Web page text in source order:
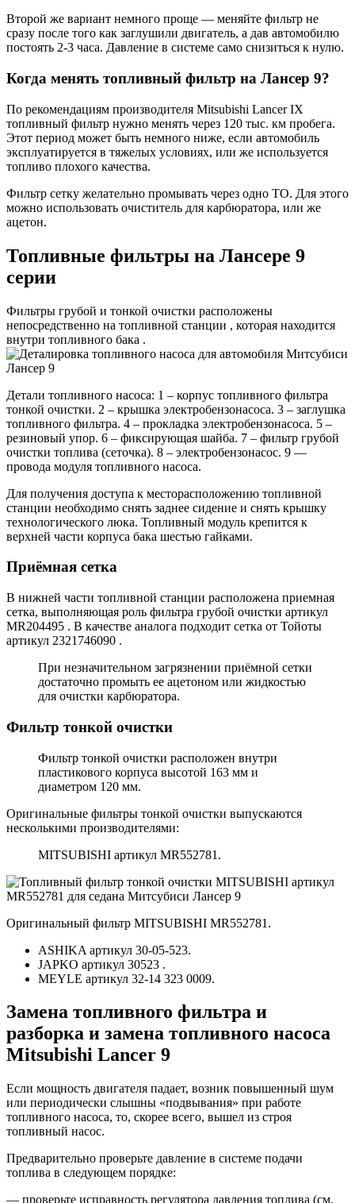
Второй же вариант немного проще — меняйте фильтр не
сразу после того как заглушили двигатель, а дав автомобилю
постоять 2-3 часа. Давление в системе само снизиться к нулю.
Когда менять топливный фильтр на Лансер 9?
По рекомендациям производителя Mitsubishi Lancer IX
топливный фильтр нужно менять через 120 тыс. км пробега.
Этот период может быть немного ниже, если автомобиль
эксплуатируется в тяжелых условиях, или же используется
топливо плохого качества.
Фильтр сетку желательно промывать через одно ТО. Для этого
можно использовать очиститель для карбюратора, или же
ацетон.
Топливные фильтры на Лансере 9
серии
Фильтры грубой и тонкой очистки расположены
непосредственно на топливной станции , которая находится
внутри топливного бака .
Детали топливного насоса: 1 – корпус топливного фильтра
тонкой очистки. 2 – крышка электробензонасоса. 3 – заглушка
топливного фильтра. 4 – прокладка электробензонасоса. 5 –
резиновый упор. 6 – фиксирующая шайба. 7 – фильтр грубой
очистки топлива (сеточка). 8 – электробензонасос. 9 —
провода модуля топливного насоса.
Для получения доступа к месторасположению топливной
станции необходимо снять заднее сидение и снять крышку
технологического люка. Топливный модуль крепится к
верхней части корпуса бака шестью гайками.
Приёмная сетка
В нижней части топливной станции расположена приемная
сетка, выполняющая роль фильтра грубой очистки артикул
MR204495 . В качестве аналога подходит сетка от Тойоты
артикул 2321746090 .
При незначительном загрязнении приёмной сетки
достаточно промыть ее ацетоном или жидкостью
для очистки карбюратора.
Фильтр тонкой очистки
Фильтр тонкой очистки расположен внутри
пластикового корпуса высотой 163 мм и
диаметром 120 мм.
Оригинальные фильтры тонкой очистки выпускаются
несколькими производителями:
MITSUBISHI артикул MR552781.
Оригинальный фильтр MITSUBISHI MR552781.
ASHIKA артикул 30-05-523.
JAPKO артикул 30523 .
MEYLE артикул 32-14 323 0009.
Замена топливного фильтра и
разборка и замена топливного насоса
Mitsubishi Lancer 9
Если мощность двигателя падает, возник повышенный шум
или периодически слышны «подвывания» при работе
топливного насоса, то, скорее всего, вышел из строя
топливный насос.
Предварительно проверьте давление в системе подачи
топлива в следующем порядке:
— проверьте исправность регулятора давления топлива (см.